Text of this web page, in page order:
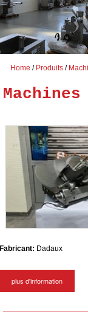
Home Produits
Fabricant: Dadaux
plus d'information